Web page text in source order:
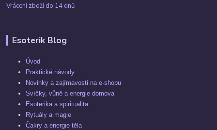
Vrácení zboží do 14 dnů
Esoterik Blog
Úvod
Praktické návody
Novinky a zajímavosti na e-shopu
Svíčky, vůně a energie domova
Esoterika a spiritualita
Rytuály a magie
Čakry a energie těla